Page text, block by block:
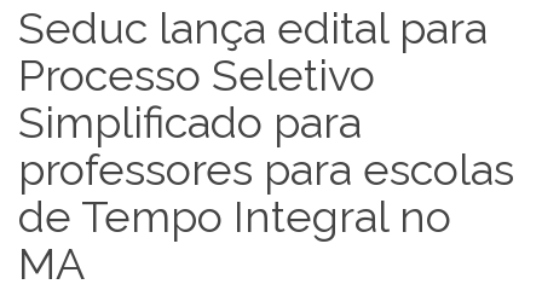
Seduc lança edital para
Processo Seletivo
Simplificado para
professores para escolas
de Tempo Integral no
MA